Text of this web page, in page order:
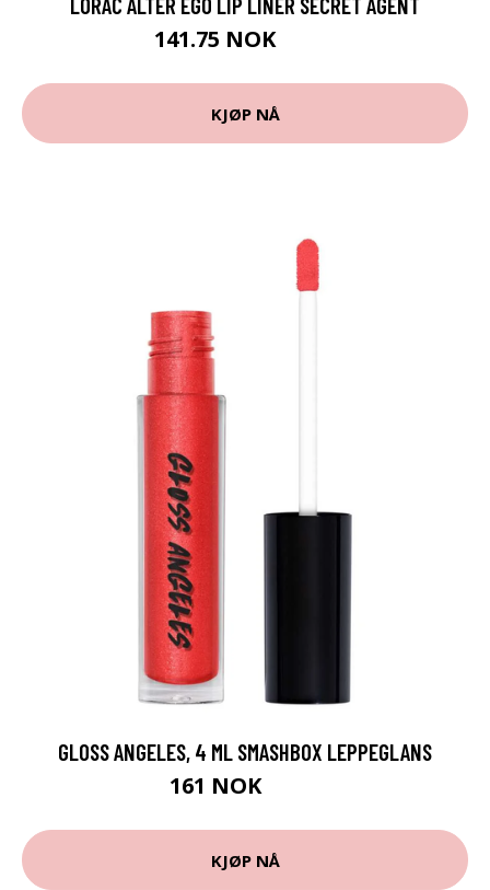
141.75 NOK
KJØP NÅ
GLOSS ANGELES, 4 ML SMASHBOX LEPPEGLANS
161 NOK
KJØP NÅ